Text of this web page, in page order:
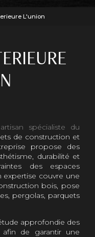
L'union
artisan spécialiste du
de construction et
propose des
durabilité et
des espaces
expertise couvre une
bois, pose
pergolas, parquets
approfondie des
afin de garantir une